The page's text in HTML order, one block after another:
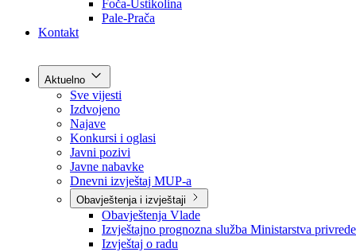
Općine
Kontakt
Aktuelno
Sve vijesti
Izdvojeno
Najave
Konkursi i oglasi
Javni pozivi
Javne nabavke
Dnevni izvještaj MUP-a
Obavještenja i izvještaji